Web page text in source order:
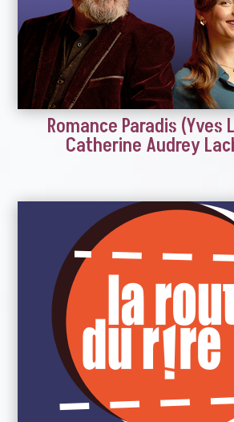
Romance Paradis
Catherine Audrey